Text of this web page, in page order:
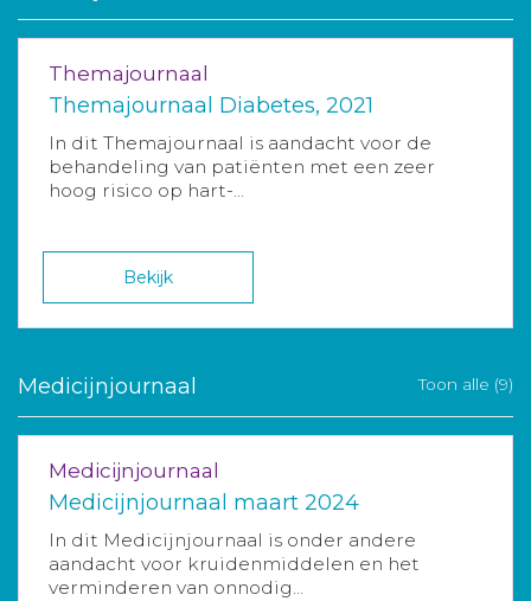
Themajournaal
Themajournaal Diabetes, 2021
In dit Themajournaal is aandacht voor de
behandeling van patiënten met een zeer
hoog risico op hart-...
Bekijk
Medicijnjournaal Toon alle (9)
Medicijnjournaal
Medicijnjournaal maart 2024
In dit Medicijnjournaal is onder andere
aandacht voor kruidenmiddelen en het
verminderen van onnodig...